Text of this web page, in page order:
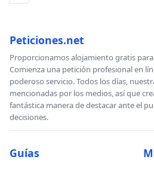
Peticiones.net
Proporcionamos alojamiento gratis
Comienza una petición profesional en
poderoso servicio. Todos los días,
mencionadas por los medios, así que
fantástica manera de destacar ante el
decisiones.
Guías